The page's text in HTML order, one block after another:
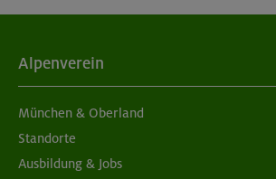
Alpenverein
München & Oberland
Standorte
Ausbildung & Jobs